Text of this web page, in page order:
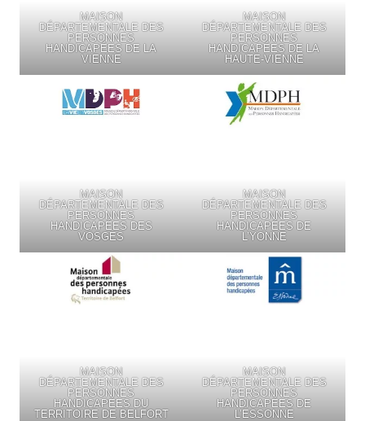
MAISON
DÉPARTEMENTALE DES
PERSONNES
HANDICAPÉES DE LA
VIENNE
MAISON
DÉPARTEMENTALE DES
PERSONNES
HANDICAPÉES DE LA
HAUTE-VIENNE
MAISON
DÉPARTEMENTALE DES
PERSONNES
HANDICAPÉES DES
VOSGES
MAISON
DÉPARTEMENTALE DES
PERSONNES
HANDICAPÉES DE
L’YONNE
MAISON
DÉPARTEMENTALE DES
PERSONNES
HANDICAPÉES DU
TERRITOIRE DE BELFORT
MAISON
DÉPARTEMENTALE DES
PERSONNES
HANDICAPÉES DE
L’ESSONNE